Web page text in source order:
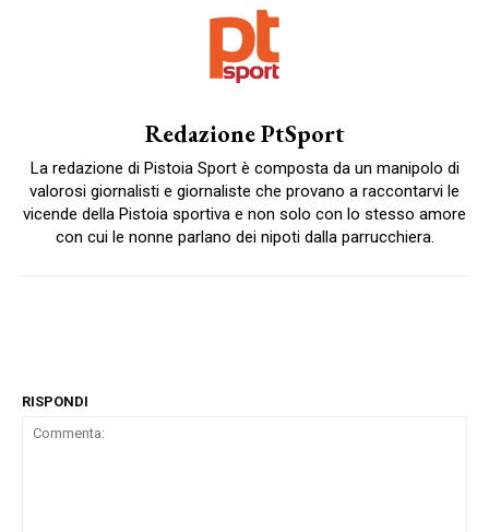
Redazione PtSport
La redazione di Pistoia Sport è composta da un manipolo di
valorosi giornalisti e giornaliste che provano a raccontarvi le
vicende della Pistoia sportiva e non solo con lo stesso amore
con cui le nonne parlano dei nipoti dalla parrucchiera.
RISPONDI